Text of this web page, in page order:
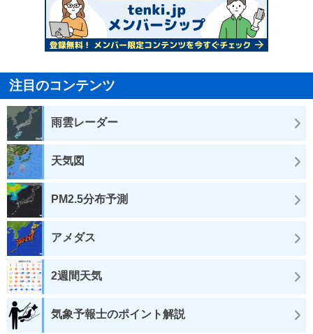
注目のコンテンツ
雨雲レーダー
天気図
PM2.5分布予測
アメダス
2週間天気
気象予報士のポイント解説